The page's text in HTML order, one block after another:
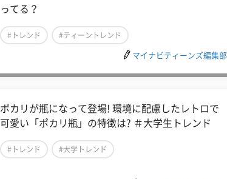
ってる？
#トレンド #ティーントレンド
マイナビティーンズ編集部
ポカリが瓶になって登場! 環境に配慮したレトロで
可愛い「ポカリ瓶」の特徴は? ＃大学生トレンド
#トレンド #大学トレンド